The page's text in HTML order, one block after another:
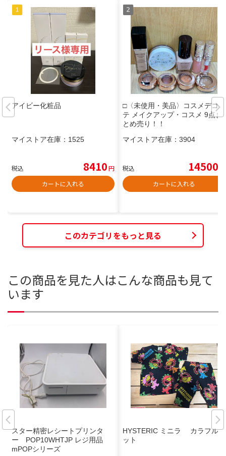
アイビー化粧品
マイストア在庫： 1525
税込 8410円
カートに入れる
□〈未使用・美品〉コスメデコル
テ メイクアップ・コスメ 9点ま
とめ売り！！
マイストア在庫： 3904
税込 14500
カートに入れる
このカテゴリをもっと見る
この商品を見た人はこんな商品も見て
います
スター精密レシートプリンタ
ー POP10WHTJP レジ用品
mPOPシリーズ
HYSTERIC ミニラ カラフルセ
ット